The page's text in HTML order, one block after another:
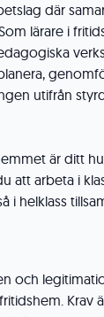
där
lärare i
utifrån
är ditt
att arbeta i
i helklass
och
Krav